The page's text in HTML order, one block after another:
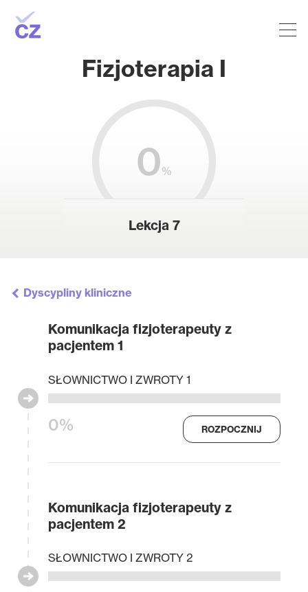
Fizjoterapia I
0%
Lekcja 7
Dyscypliny kliniczne
Komunikacja fizjoterapeuty z
pacjentem 1
0%
SŁOWNICTWO I ZWROTY 1
ROZPOCZNIJ
Komunikacja fizjoterapeuty z
pacjentem 2
SŁOWNICTWO I ZWROTY 2